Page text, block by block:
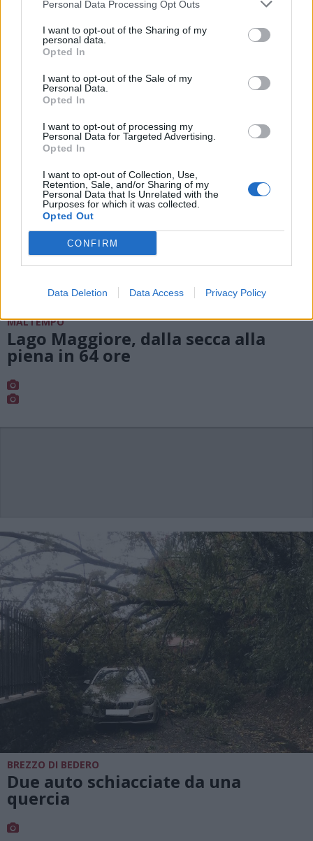
Personal Data Processing Opt Outs
I want to opt-out of the Sharing of my
personal data.
Opted In
I want to opt-out of the Sale of my
Personal Data.
Opted In
I want to opt-out of processing my
Personal Data for Targeted Advertising.
Opted In
I want to opt-out of Collection, Use,
Retention, Sale, and/or Sharing of my
Personal Data that Is Unrelated with the
Purposes for which it was collected.
Opted Out
CONFIRM
Data Deletion Data Access Privacy Policy
MALTEMPO
Il Lago Maggiore è in piena “ma
non esonderà”
MALTEMPO
Lago Maggiore, dalla secca alla
piena in 64 ore
BREZZO DI BEDERO
Due auto schiacciate da una
quercia